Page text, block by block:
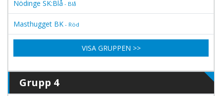
Nödinge SK:Blå - Blå
Masthugget BK - Röd
VISA GRUPPEN >>
Grupp 4